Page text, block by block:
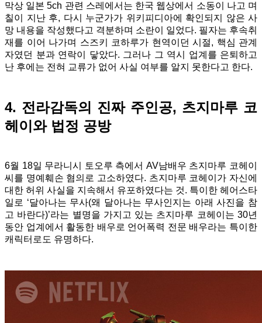
막상 일본 5ch 관련 스레에서는 한국 웹상에서 소동이 나고 며
칠이 지난 후, 다시 누군가가 위키피디아에 확인되지 않은 사
망 내용을 작성했다고 격분하며 소란이 일었다. 필자는 후속취
재를 이어 나가며 스즈키 코하루가 현역이던 시절, 핵심 관계
자였던 분과 연락이 닿았다. 그러나 그 역시 업계를 은퇴하고
난 후에는 전혀 교류가 없어 사실 여부를 알지 못한다고 한다.
4. 전라감독의 진짜 주인공, 츠지마루 코
헤이와 법정 공방
6월 18일 무라니시 토오루 측에서 AV남배우 츠지마루 코헤이
씨를 명예훼손 혐의로 고소하였다. 츠지마루 코헤이가 자신에
대한 허위 사실을 지속해서 유포하였다는 것. 특이한 헤어스타
일로 ‘달아나는 무사(왜 달아나는 무사인지는 아래 사진을 참
고 바란다)’라는 별명을 가지고 있는 츠지마루 코헤이는 30년
동안 업계에서 활동한 배우로 언어폭력 전문 배우라는 특이한
캐릭터로도 유명하다.